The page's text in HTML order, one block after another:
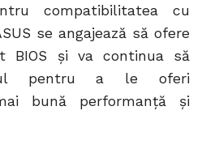
compatibilitatea cu
se angajează să ofere
BIOS și va continua să
ul pentru a le oferi
bună performanță și